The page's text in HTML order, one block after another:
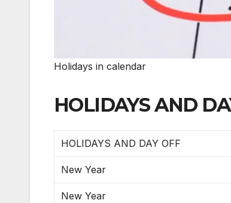
Holidays in calendar
HOLIDAYS AND
HOLIDAYS AND DAY OFF
New Year
New Year